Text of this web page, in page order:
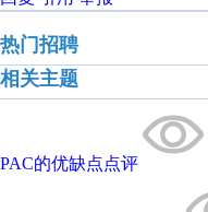
热门招聘
相关主题
PAC的优缺点点评